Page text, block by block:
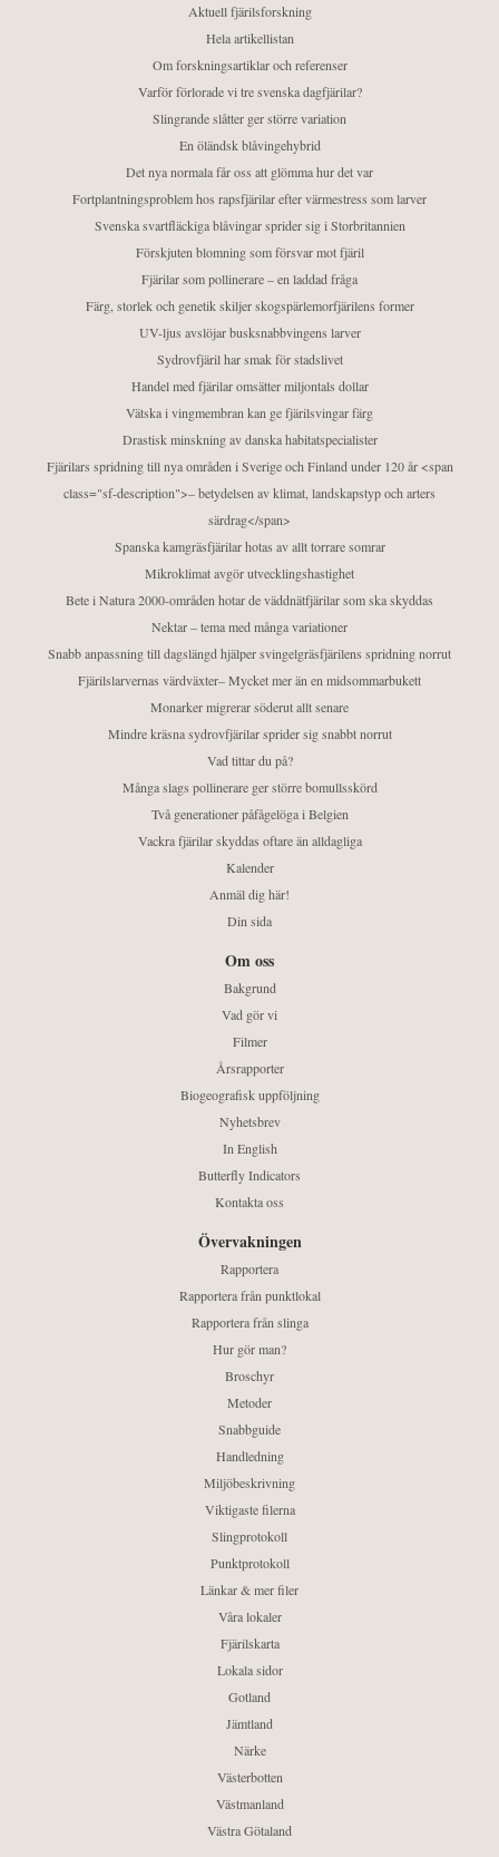
Aktuell fjärilsforskning
Hela artikellistan
Om forskningsartiklar och referenser
Varför förlorade vi tre svenska dagfjärilar?
Slingrande slåtter ger större variation
En öländsk blåvingehybrid
Det nya normala får oss att glömma hur det var
Fortplantningsproblem hos rapsfjärilar efter värmestress som larver
Svenska svartfläckiga blåvingar sprider sig i Storbritannien
Förskjuten blomning som försvar mot fjäril
Fjärilar som pollinerare – en laddad fråga
Färg, storlek och genetik skiljer skogspärlemorfjärilens former
UV-ljus avslöjar busksnabbvingens larver
Sydrovfjäril har smak för stadslivet
Handel med fjärilar omsätter miljontals dollar
Vätska i vingmembran kan ge fjärilsvingar färg
Drastisk minskning av danska habitatspecialister
Fjärilars spridning till nya områden i Sverige och Finland under 120 år <span
class="sf-description">– betydelsen av klimat, landskapstyp och arters
särdrag</span>
Spanska kamgräsfjärilar hotas av allt torrare somrar
Mikroklimat avgör utvecklingshastighet
Bete i Natura 2000-områden hotar de väddnätfjärilar som ska skyddas
Nektar – tema med många variationer
Snabb anpassning till dagslängd hjälper svingelgräsfjärilens spridning norrut
Fjärilslarvernas värdväxter– Mycket mer än en midsommarbukett
Monarker migrerar söderut allt senare
Mindre kräsna sydrovfjärilar sprider sig snabbt norrut
Vad tittar du på?
Många slags pollinerare ger större bomullsskörd
Två generationer påfågelöga i Belgien
Vackra fjärilar skyddas oftare än alldagliga
Kalender
Anmäl dig här!
Din sida
Om oss
Bakgrund
Vad gör vi
Filmer
Årsrapporter
Biogeografisk uppföljning
Nyhetsbrev
In English
Butterfly Indicators
Kontakta oss
Övervakningen
Rapportera
Rapportera från punktlokal
Rapportera från slinga
Hur gör man?
Broschyr
Metoder
Snabbguide
Handledning
Miljöbeskrivning
Viktigaste filerna
Slingprotokoll
Punktprotokoll
Länkar & mer filer
Våra lokaler
Fjärilskarta
Lokala sidor
Gotland
Jämtland
Närke
Västerbotten
Västmanland
Västra Götaland